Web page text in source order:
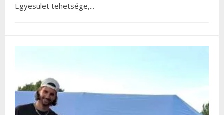
Egyesület tehetsége,...